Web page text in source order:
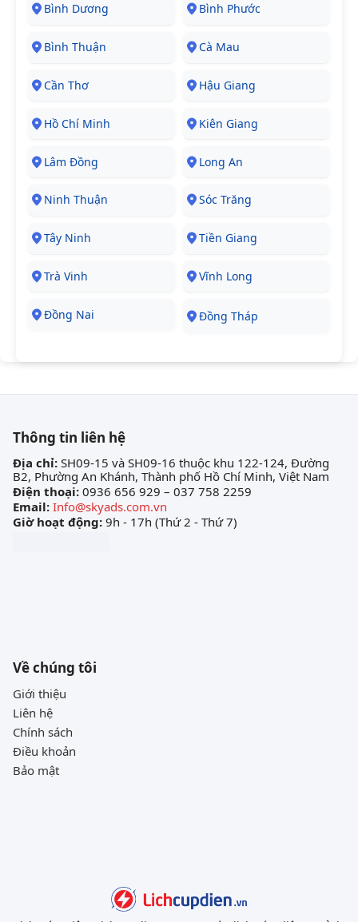
Bình Dương Bình Phước
Bình Thuận Cà Mau
Cần Thơ Hậu Giang
Hồ Chí Minh Kiên Giang
Lâm Đồng Long An
Ninh Thuận Sóc Trăng
Tây Ninh Tiền Giang
Trà Vinh Vĩnh Long
Đồng Nai Đồng Tháp
Thông tin liên hệ
Địa chỉ: SH09-15 và SH09-16 thuộc khu 122-124, Đường
B2, Phường An Khánh, Thành phố Hồ Chí Minh, Việt Nam
Điện thoại: 0936 656 929 – 037 758 2259
Email: Info@skyads.com.vn
Giờ hoạt động: 9h - 17h (Thứ 2 - Thứ 7)
Về chúng tôi
Giới thiệu
Liên hệ
Chính sách
Điều khoản
Bảo mật